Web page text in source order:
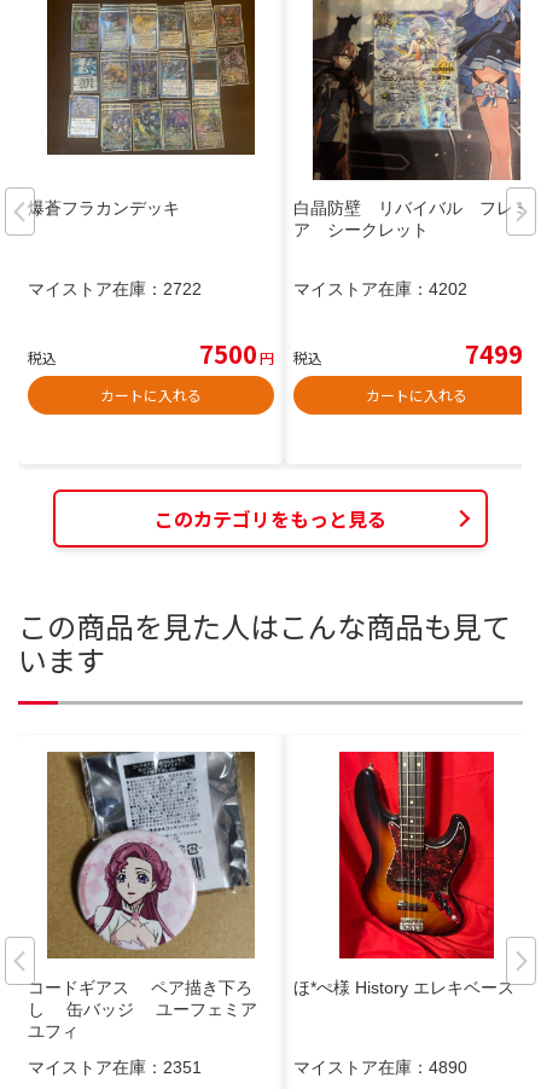
爆蒼フラカンデッキ
マイストア在庫： 2722
税込 7500円
カートに入れる
白晶防壁 リバイバル フレミ
ア シークレット
マイストア在庫： 4202
税込 7499
カートに入れる
このカテゴリをもっと見る
この商品を見た人はこんな商品も見て
います
コードギアス ペア描き下ろ
し 缶バッジ ユーフェミア
ユフィ
マイストア在庫： 2351
ほ*ぺ様 History エレキベース
マイストア在庫： 4890